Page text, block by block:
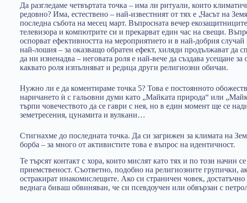
Да разгледаме четвъртата точка – има ли ритуали, които
редовно? Има, естествено – най-известният от тях е „Часът на
последна събота на месец март. Въпросната вечер
телевизора и компютрите си и прекарват един час на свещи.
оспорват ефективността на мероприятието и в най-добрия случай
най-лошия – за оказващо обратен ефект, хиляди продължават да
да ни изненадва – неговата роля е най-вече да създава усещане
каквато роля изпълняват и редица други религиозни обичаи.
Нужно ли е да коментираме точка 5? Това е постоянното
наричането ѝ с гальовни думи като „Майката природа“ или
търпи човечеството да се гаври с нея, но в един момент ще се
земетресения, цунамита и вулкани…
Стигнахме до последната точка. Да си загрижен за климата на
борба – за много от активистите това е въпрос на идентичност.
Те търсят контакт с хора, които мислят като тях и по този начин
приемственост. Съответно, подобно на религиозните групички,
остракират инакомислещите. Ако си страничен човек,
веднага биваш обвиняван, че си псевдоучен или обвързан с